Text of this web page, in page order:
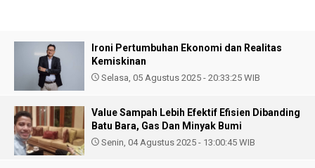
Ironi Pertumbuhan Ekonomi dan Realitas
Kemiskinan
Selasa, 05 Agustus 2025 - 20:33:25 WIB
Value Sampah Lebih Efektif Efisien Dibanding
Batu Bara, Gas Dan Minyak Bumi
Senin, 04 Agustus 2025 - 13:00:45 WIB